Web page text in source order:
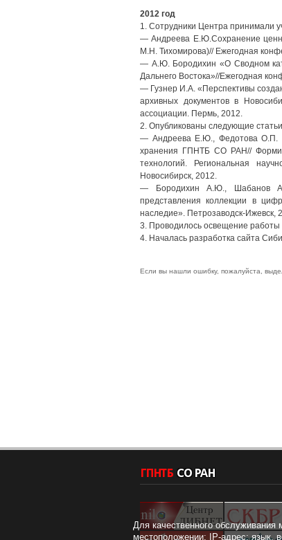
2012 год
1. Сотрудники Центра принимали
— Андреева Е.Ю.Сохранение
М.Н. Тихомирова)// Ежегодная
— А.Ю. Бородихин «О Сводном
Дальнего Востока»//Ежегодная
— Гузнер И.А. «Перспективы
архивных документов в
ассоциации. Пермь, 2012.
2. Опубликованы следующие
— Андреева Е.Ю., Федотова О.П.
хранения ГПНТБ СО РАН//
технологий. Региональная
Новосибирск, 2012.
— Бородихин А.Ю., Шабанов
представления коллекции в
наследие». Петрозаводск-Ижевск,
3. Проводилось освещение
4. Началась разработка сайта
Если вы нашли ошибку, пожалуйста,
Для качественного
местоположении; IP-адрес; язык,